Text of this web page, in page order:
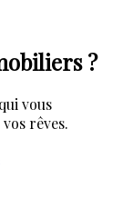
?
vous
rêves.